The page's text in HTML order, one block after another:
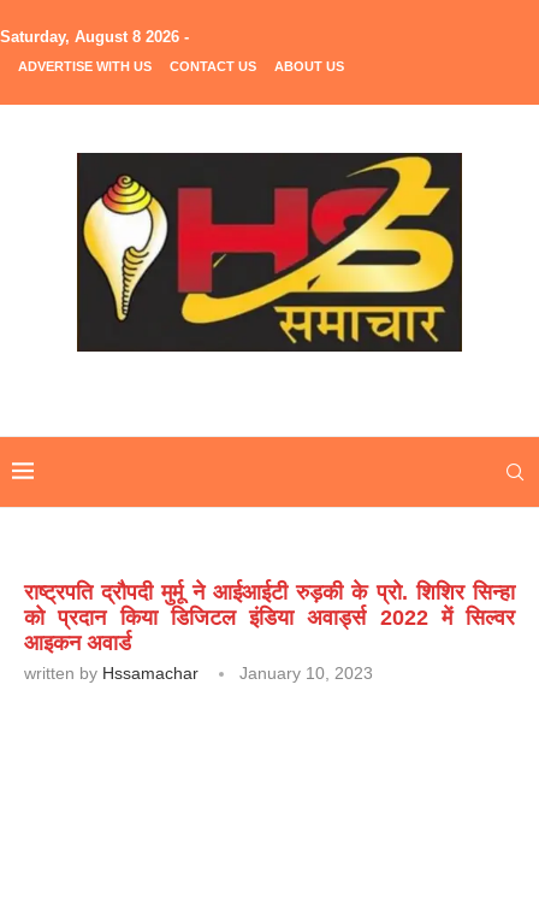
Saturday, August 8 2026 -
ADVERTISE WITH US CONTACT US ABOUT US
राष्ट्रपति द्रौपदी मुर्मू ने आईआईटी रुड़की के प्रो. शिशिर सिन्हा
को प्रदान किया डिजिटल इंडिया अवार्ड्स 2022 में सिल्वर
आइकन अवार्ड
written by Hssamachar January 10, 2023